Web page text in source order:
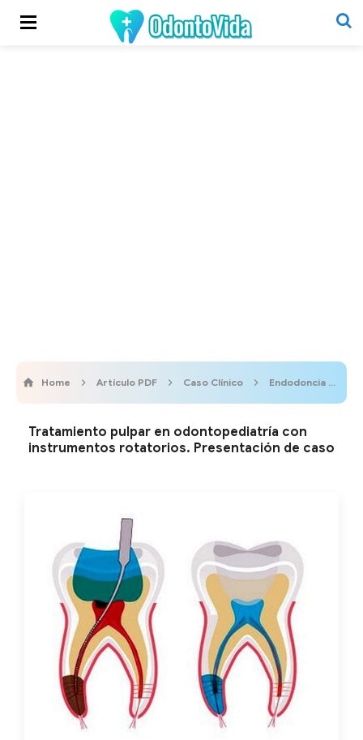
Home Artículo PDF Caso Clínico Endodoncia
Tratamiento pulpar en odontopediatría con
instrumentos rotatorios. Presentación de caso